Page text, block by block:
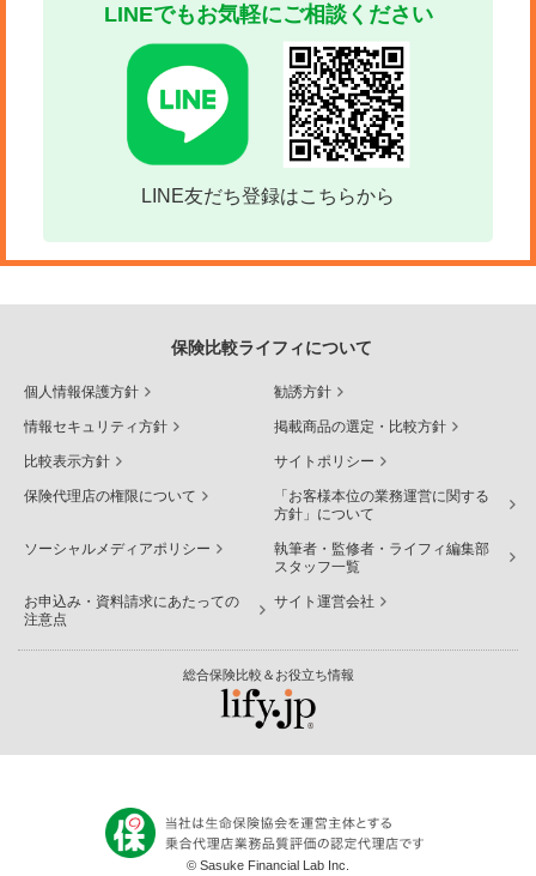
LINEでもお気軽にご相談ください
LINE友だち登録はこちらから
保険比較ライフィについて
個人情報保護方針 勧誘方針
情報セキュリティ方針 掲載商品の選定・比較方針
比較表示方針 サイトポリシー
保険代理店の権限について
「お客様本位の業務運営に関する
方針」について
ソーシャルメディアポリシー
執筆者・監修者・ライフィ編集部
スタッフ一覧
お申込み・資料請求にあたっての
注意点
サイト運営会社
総合保険比較＆お役立ち情報
© Sasuke Financial Lab Inc.